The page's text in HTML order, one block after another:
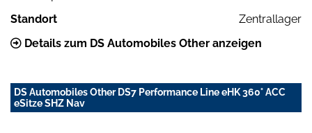
Standort
Zentrallager
Details zum DS Automobiles Other anzeigen
DS Automobiles Other DS7 Performance Line eHK 360° ACC
eSitze SHZ Nav